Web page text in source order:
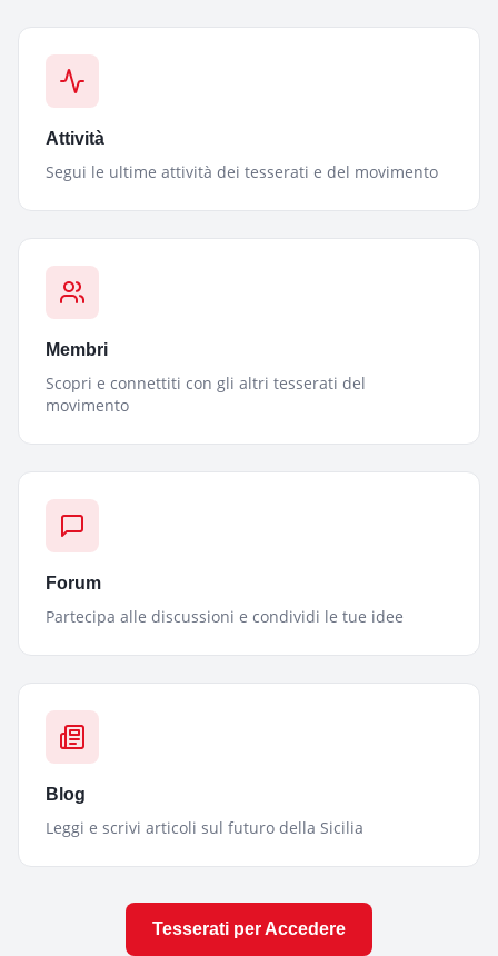
Attività
Segui le ultime attività dei tesserati e del movimento
Membri
Scopri e connettiti con gli altri tesserati del
movimento
Forum
Partecipa alle discussioni e condividi le tue idee
Blog
Leggi e scrivi articoli sul futuro della Sicilia
Tesserati per Accedere